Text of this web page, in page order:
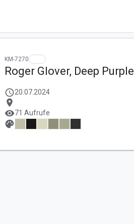
KM-7270
Roger Glover, Deep Purple
schedule20.07.2024
location_on
visibility71 Aufrufe
palette